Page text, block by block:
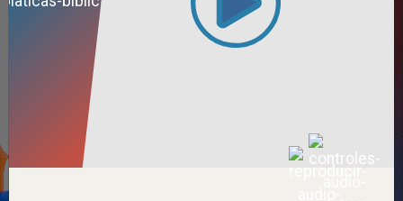
Alimento Sano
Serie Otros Predicadores